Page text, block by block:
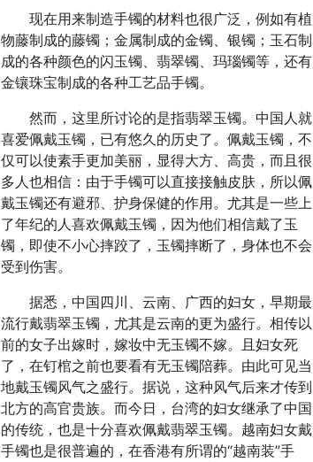
现在用来制造手镯的材料也很广泛，例如有植
物藤制成的藤镯；金属制成的金镯、银镯；玉石制
成的各种颜色的闪玉镯、翡翠镯、玛瑙镯等，还有
金镶珠宝制成的各种工艺品手镯。
然而，这里所讨论的是指翡翠玉镯。中国人就
喜爱佩戴玉镯，已有悠久的历史了。佩戴玉镯，不
仅可以使素手更加美丽，显得大方、高贵，而且很
多人也相信：由于手镯可以直接接触皮肤，所以佩
戴玉镯还有避邪、护身保健的作用。尤其是一些上
了年纪的人喜欢佩戴玉镯，因为他们相信戴了玉
镯，即使不小心摔跤了，玉镯摔断了，身体也不会
受到伤害。
据悉，中国四川、云南、广西的妇女，早期最
流行戴翡翠玉镯，尤其是云南的更为盛行。相传以
前的女子出嫁时，嫁妆中无玉镯不嫁。且妇女死
了，在钉棺之前也要看有无玉镯陪葬。由此可见当
地戴玉镯风气之盛行。据说，这种风气后来才传到
北方的高官贵族。而今日，台湾的妇女继承了中国
的传统，也是十分喜欢佩戴翡翠玉镯。越南妇女戴
手镯也是很普遍的，在香港有所谓的“越南装”手